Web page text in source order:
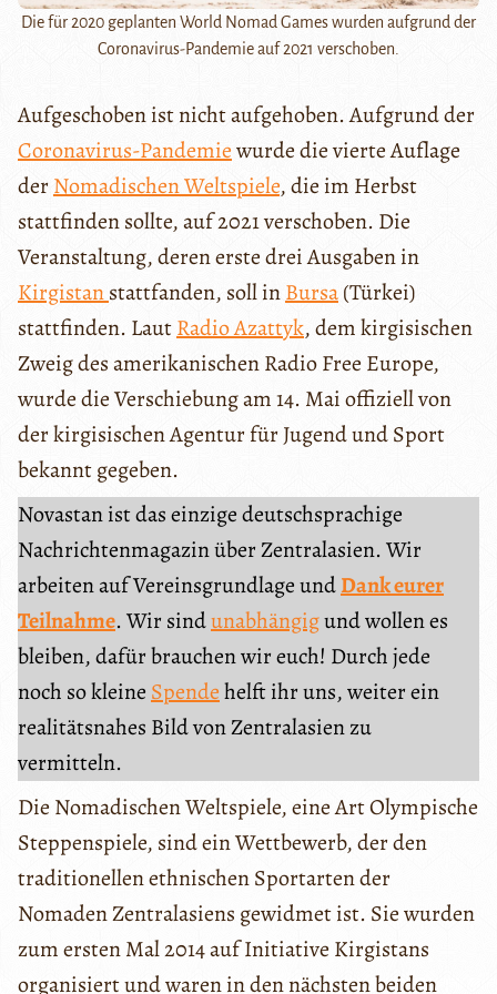
Die für 2020 geplanten World Nomad Games wurden aufgrund der
Coronavirus-Pandemie auf 2021 verschoben.
Aufgeschoben ist nicht aufgehoben. Aufgrund der
Coronavirus-Pandemiewurde die vierte Auflage
derNomadischen Weltspiele, die im Herbst
stattfinden sollte, auf 2021 verschoben. Die
Veranstaltung, deren erste drei Ausgaben in
Kirgistanstattfanden, soll inBursa(Türkei)
stattfinden. LautRadio Azattyk, dem kirgisischen
Zweig des amerikanischen Radio Free Europe,
wurde die Verschiebung am 14. Mai offiziell von
der kirgisischen Agentur für Jugend und Sport
bekannt gegeben.
Novastan ist das einzige deutschsprachige
Nachrichtenmagazin über Zentralasien. Wir
arbeiten auf Vereinsgrundlage undDank eurer
Teilnahme. Wir sindunabhängigund wollen es
bleiben, dafür brauchen wir euch! Durch jede
noch so kleine Spendehelft ihr uns, weiter ein
realitätsnahes Bild von Zentralasien zu
vermitteln.
Die Nomadischen Weltspiele, eine Art Olympische
Steppenspiele, sind ein Wettbewerb, der den
traditionellen ethnischen Sportarten der
Nomaden Zentralasiens gewidmet ist. Sie wurden
zum ersten Mal 2014 auf Initiative Kirgistans
organisiert und waren in den nächsten beiden